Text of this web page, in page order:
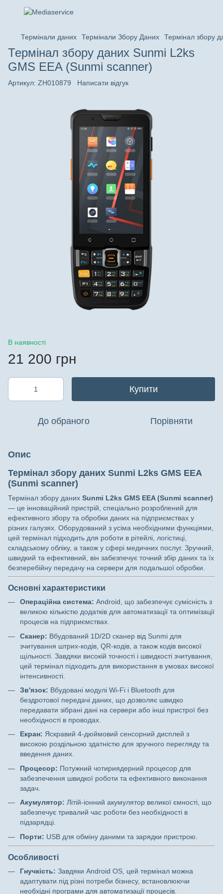
Термінали даних Термінали Збору Даних Термінал збору
Термінал збору даних Sunmi L2ks
GMS EEA (Sunmi scanner)
Артикул: ZH010879 Написати відгук
В наявності
21 200 грн
Купити
До обраного Порівняти
Опис
Термінал збору даних Sunmi L2ks GMS EEA
(Sunmi scanner)
Термінал збору даних Sunmi L2ks GMS EEA (Sunmi scanner)
— це інноваційний пристрій, спеціально розроблений для
ефективного збору та обробки даних на підприємствах у
різних галузях. Оборудований з усіма необхідними функціями,
цей термінал підходить для роботи в рітейлі, логістиці,
складському обліку, а також у сфері медичних послуг. Зручний,
швидкий та ефективний, він забезпечує точний збір даних та їх
безперебійну передачу на сервери для подальшої обробки.
Основні характеристики
Операційна система: Android, що забезпечує сумісність з
великою кількістю додатків для автоматизації та оптимізації
процесів на підприємствах.
Сканер: Вбудований 1D/2D сканер від Sunmi для
зчитування штрих-кодів, QR-кодів, а також кодів високої
щільності. Завдяки високій точності і швидкості зчитування,
цей термінал підходить для використання в умовах високої
інтенсивності.
Зв'язок: Вбудовані модулі Wi-Fi і Bluetooth для
бездротової передачі даних, що дозволяє швидко
передавати зібрані дані на сервери або інші пристрої без
необхідності в проводах.
Екран: Яскравий 4-дюймовий сенсорний дисплей з
високою роздільною здатністю для зручного перегляду та
введення даних.
Процесор: Потужний чотириядерний процесор для
забезпечення швидкої роботи та ефективного виконання
задач.
Акумулятор: Літій-іонний акумулятор великої ємності, що
забезпечує тривалий час роботи без необхідності в
підзарядці.
Порти: USB для обміну даними та зарядки пристрою.
Особливості
Гнучкість: Завдяки Android OS, цей термінал можна
адаптувати під різні потреби бізнесу, встановлюючи
необхідні програми для автоматизації процесів.